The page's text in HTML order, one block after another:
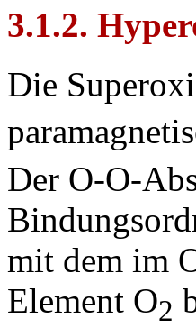
3.1.2.
Die
Der O-O-
mit dem im
Element O2